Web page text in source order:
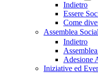
Indietro
Essere
Come
Assemblea
Indietro
Adesione
Iniziative ed